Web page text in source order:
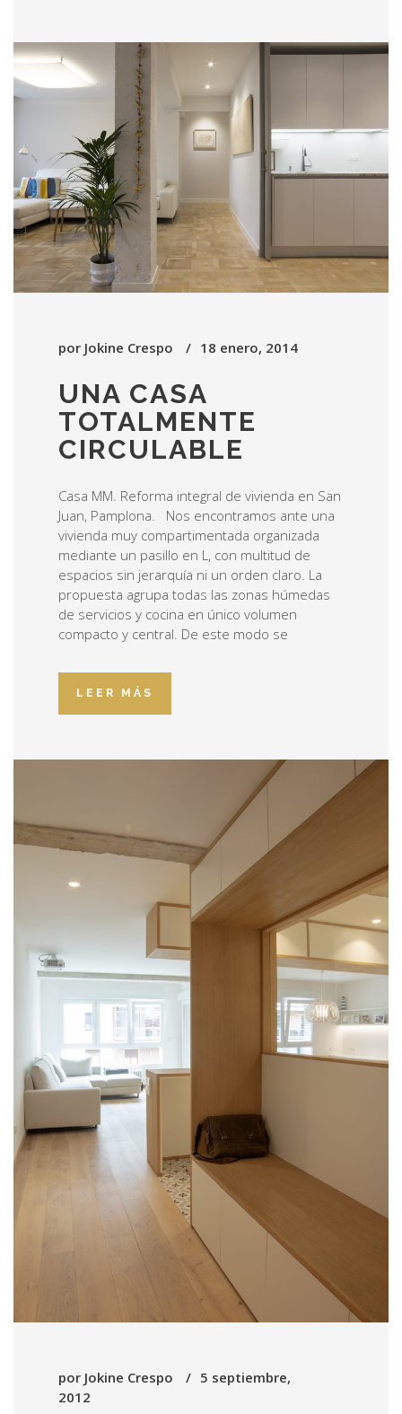
por Jokine Crespo 18 enero, 2014
UNA CASA
TOTALMENTE
CIRCULABLE
Casa MM. Reforma integral de vivienda en San
Juan, Pamplona. Nos encontramos ante una
vivienda muy compartimentada organizada
mediante un pasillo en L, con multitud de
espacios sin jerarquía ni un orden claro. La
propuesta agrupa todas las zonas húmedas
de servicios y cocina en único volumen
compacto y central. De este modo se
LEER MÁS
por Jokine Crespo
5 septiembre,
2012